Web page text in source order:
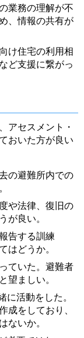
業務の理解が不
、情報の共有が
け住宅の利用相
ど支援に繋がっ
アセスメント・
おいた方が良い
の避難所内での
や法律、復旧の
が良い。
告する訓練
はどうか。
ていた。避難者
望ましい。
に活動をした。
成をしており、
ないか。